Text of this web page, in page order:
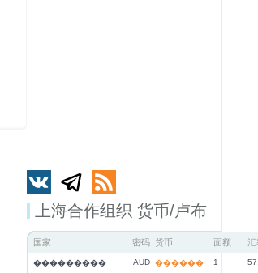
上海合作组织 货币/卢布
国家 密码 货币 面额 汇
��������� AUD ������ 1